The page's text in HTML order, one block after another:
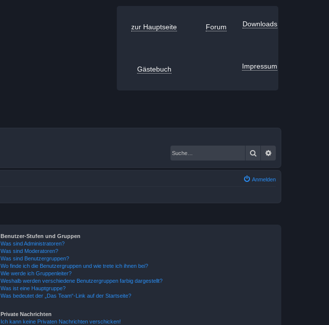
zur Hauptseite Forum Downloads
Gästebuch Impressum
Suche
Anmelden
Benutzer-Stufen und Gruppen
Was sind Administratoren?
Was sind Moderatoren?
Was sind Benutzergruppen?
Wo finde ich die Benutzergruppen und wie trete ich ihnen bei?
Wie werde ich Gruppenleiter?
Weshalb werden verschiedene Benutzergruppen farbig dargestellt?
Was ist eine Hauptgruppe?
Was bedeutet der „Das Team“-Link auf der Startseite?
Private Nachrichten
Ich kann keine Privaten Nachrichten verschicken!